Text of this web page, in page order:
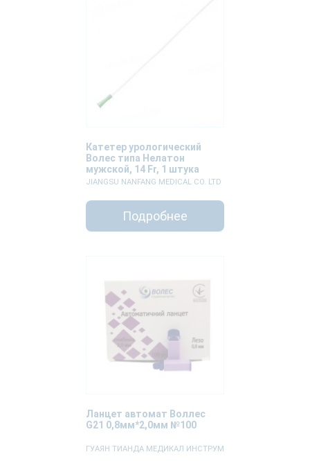
Катетер урологический
Волес типа Нелатон
мужской, 14 Fr, 1 штука
JIANGSU NANFANG MEDICAL CO. LTD
Подробнее
Ланцет автомат Воллес
G21 0,8мм*2,0мм №100
ГУАЯН ТИАНДА МЕДИКАЛ ИНСТРУМ